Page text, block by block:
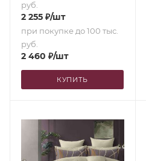
руб.
2 255 ₽/шт
при покупке до 100 тыс.
руб.
2 460 ₽/шт
КУПИТЬ